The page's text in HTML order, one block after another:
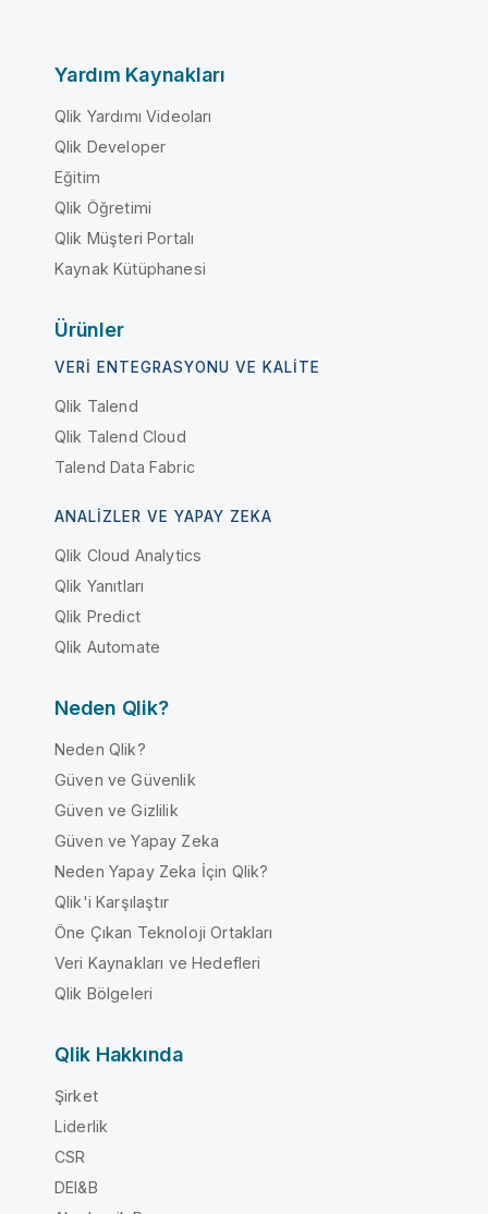
Yardım Kaynakları
Qlik Yardımı Videoları
Qlik Developer
Eğitim
Qlik Öğretimi
Qlik Müşteri Portalı
Kaynak Kütüphanesi
Ürünler
VERI ENTEGRASYONU VE KALITE
Qlik Talend
Qlik Talend Cloud
Talend Data Fabric
ANALIZLER VE YAPAY ZEKA
Qlik Cloud Analytics
Qlik Yanıtları
Qlik Predict
Qlik Automate
Neden Qlik?
Neden Qlik?
Güven ve Güvenlik
Güven ve Gizlilik
Güven ve Yapay Zeka
Neden Yapay Zeka İçin Qlik?
Qlik'i Karşılaştır
Öne Çıkan Teknoloji Ortakları
Veri Kaynakları ve Hedefleri
Qlik Bölgeleri
Qlik Hakkında
Şirket
Liderlik
CSR
DEI&B